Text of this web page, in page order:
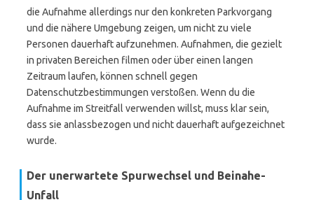
die Aufnahme allerdings nur den konkreten Parkvorgang
und die nähere Umgebung zeigen, um nicht zu viele
Personen dauerhaft aufzunehmen. Aufnahmen, die gezielt
in privaten Bereichen filmen oder über einen langen
Zeitraum laufen, können schnell gegen
Datenschutzbestimmungen verstoßen. Wenn du die
Aufnahme im Streitfall verwenden willst, muss klar sein,
dass sie anlassbezogen und nicht dauerhaft aufgezeichnet
wurde.
Der unerwartete Spurwechsel und Beinahe-
Unfall